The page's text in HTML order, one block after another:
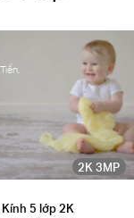
2K 3MP
5 lớp 2K